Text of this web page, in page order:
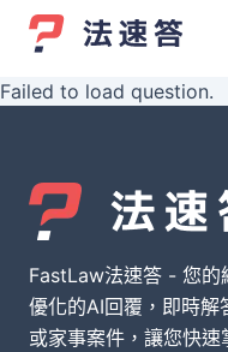
Failed to load question.
FastLaw法速答 - 您的
優化的AI回覆，即時
或家事案件，讓您快